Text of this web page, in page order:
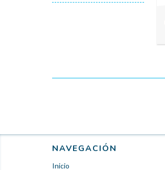
NAVEGACIÓN
Inicio